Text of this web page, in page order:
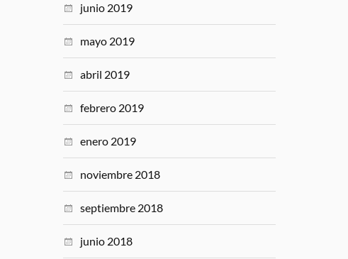
junio 2019
mayo 2019
abril 2019
febrero 2019
enero 2019
noviembre 2018
septiembre 2018
junio 2018